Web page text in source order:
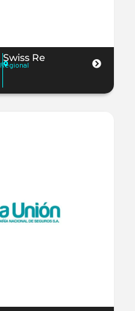
Swiss Re
Regional